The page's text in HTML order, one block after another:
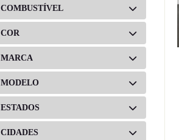
COMBUSTÍVEL
COR
MARCA
MODELO
ESTADOS
CIDADES